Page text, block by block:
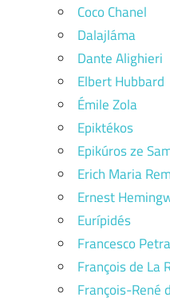
Coco Chanel
Dalajláma
Dante Alighieri
Elbert Hubbard
Émile Zola
Epiktékos
Epikúros ze
Erich Maria
Ernest
Eurípidés
Francesco
François de La
François-René